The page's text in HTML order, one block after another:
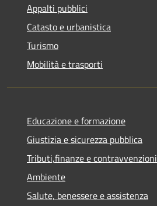
Appalti pubblici
Catasto e urbanistica
Turismo
Mobilità e trasporti
Educazione e formazione
Giustizia e sicurezza pubblica
Tributi,finanze e contravvenzioni
Ambiente
Salute, benessere e assistenza